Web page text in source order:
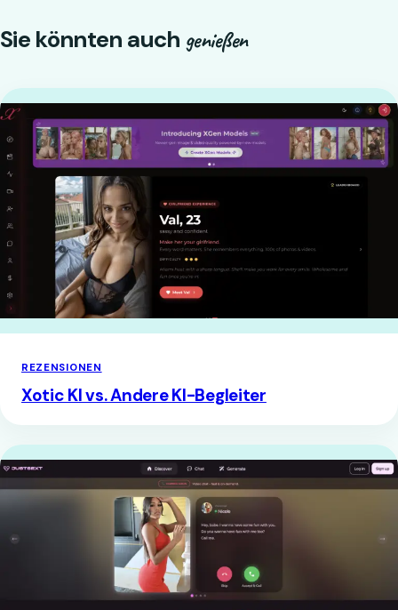
Sie könnten auch genießen
REZENSIONEN
Xotic KI vs. Andere KI-Begleiter